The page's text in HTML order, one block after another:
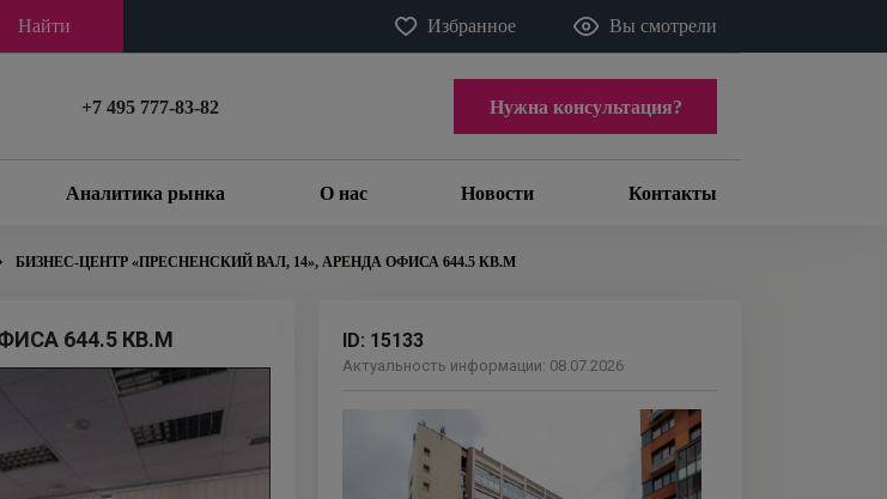
Найти Избранное Вы смотрели
+7 495 777-83-82 Нужна консультация?
Аналитика рынка О нас Новости Контакты
БИЗНЕС-ЦЕНТР «ПРЕСНЕНСКИЙ ВАЛ, 14», АРЕНДА ОФИСА 644.5 КВ.М
644.5 КВ.М ID: 15133
Актуальность информации: 08.07.2026